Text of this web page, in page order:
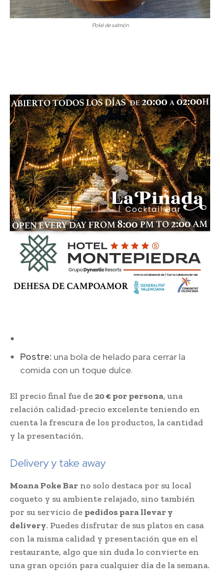
Poké de salmón
Postre: una bola de helado para cerrar la
comida con un toque dulce.
El precio final fue de20 € por persona, una
relación calidad-precio excelente teniendo en
cuenta la frescura de los productos, la cantidad
y la presentación.
Delivery y take away
Moana Poke Bar no solo destaca por su local
coqueto y su ambiente relajado, sino también
por su servicio de pedidos para llevar y
delivery. Puedes disfrutar de sus platos en casa
con la misma calidad y presentación que en el
restaurante, algo que sin duda lo convierte en
una gran opción para cualquier día de la semana.